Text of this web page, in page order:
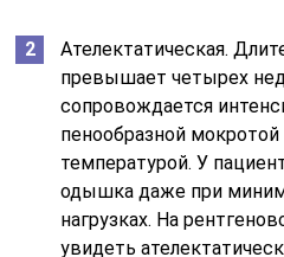
Ателектатическая.
превышает четырех
сопровождается
пенообразной
температурой. У
одышка даже при
нагрузках. На
увидеть